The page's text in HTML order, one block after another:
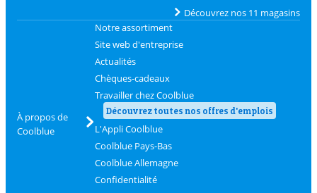
Découvrez nos 11 magasins
À propos de
Coolblue
Notre assortiment
Site web d'entreprise
Actualités
Chèques-cadeaux
Travailler chez Coolblue
Découvrez toutes nos offres d'emplois
L'Appli Coolblue
Coolblue Pays-Bas
Coolblue Allemagne
Confidentialité